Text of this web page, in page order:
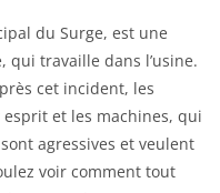
du Surge, est une
travaille dans l’usine.
cet incident, les
et les machines, qui
agressives et veulent
voir comment tout